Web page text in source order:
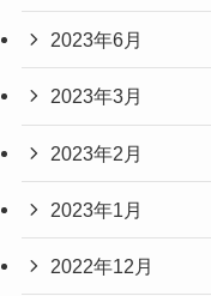
2023年6月
2023年3月
2023年2月
2023年1月
2022年12月